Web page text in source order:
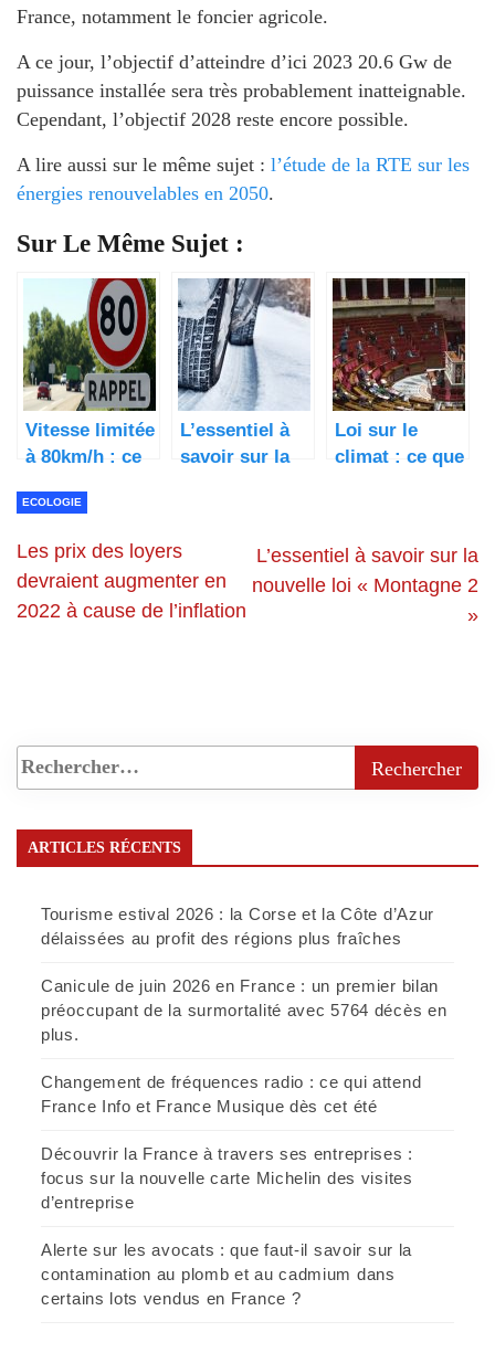
France, notamment le foncier agricole.
A ce jour, l’objectif d’atteindre d’ici 2023 20.6 Gw de
puissance installée sera très probablement inatteignable.
Cependant, l’objectif 2028 reste encore possible.
A lire aussi sur le même sujet : l’étude de la RTE sur les
énergies renouvelables en 2050.
Sur Le Même Sujet :
Vitesse limitée
à 80km/h : ce
savoir
L’essentiel à
savoir sur la
Loi sur le
climat : ce que
l’Assemblée
nationale
ECOLOGIE
Les prix des loyers
devraient augmenter en
2022 à cause de l’inflation
L’essentiel à savoir sur la
nouvelle loi « Montagne 2
»
ARTICLES RÉCENTS
Tourisme estival 2026 : la Corse et la Côte d’Azur
délaissées au profit des régions plus fraîches
Canicule de juin 2026 en France : un premier bilan
préoccupant de la surmortalité avec 5764 décès en
plus.
Changement de fréquences radio : ce qui attend
France Info et France Musique dès cet été
Découvrir la France à travers ses entreprises :
focus sur la nouvelle carte Michelin des visites
d’entreprise
Alerte sur les avocats : que faut-il savoir sur la
contamination au plomb et au cadmium dans
certains lots vendus en France ?